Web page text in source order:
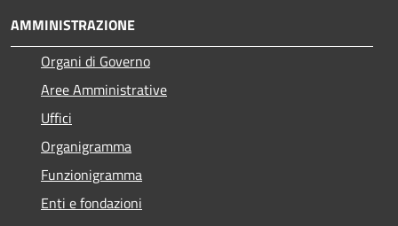
AMMINISTRAZIONE
Organi di Governo
Aree Amministrative
Uffici
Organigramma
Funzionigramma
Enti e fondazioni